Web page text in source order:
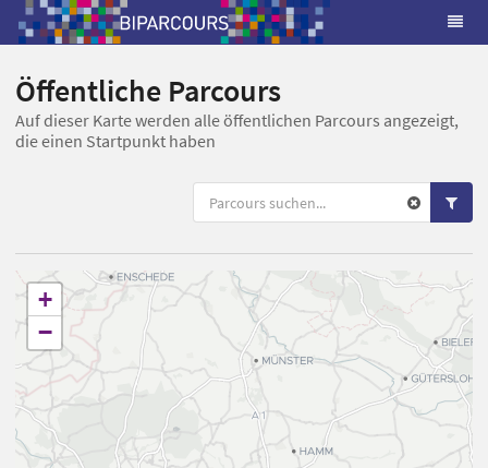
Öffentliche Parcours
Auf dieser Karte werden alle öffentlichen Parcours angezeigt,
die einen Startpunkt haben
+
−